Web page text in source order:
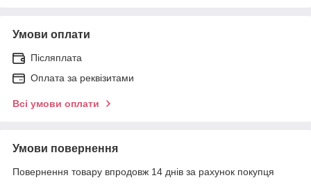
Умови оплати
Післяплата
Оплата за реквізитами
Всі умови оплати
Умови повернення
Повернення товару впродовж 14 днів за рахунок покупця